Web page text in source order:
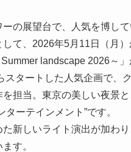
の展望台で、人気を博し
て、2026年5月11日（月
landscape 2026～」
スタートした人気企画で、
を担当。東京の美しい夜景
ーテインメント”です。
新しいライト演出が加わ
す。